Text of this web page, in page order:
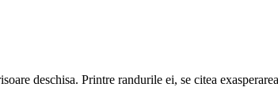
deschisa. Printre randurile ei, se citea